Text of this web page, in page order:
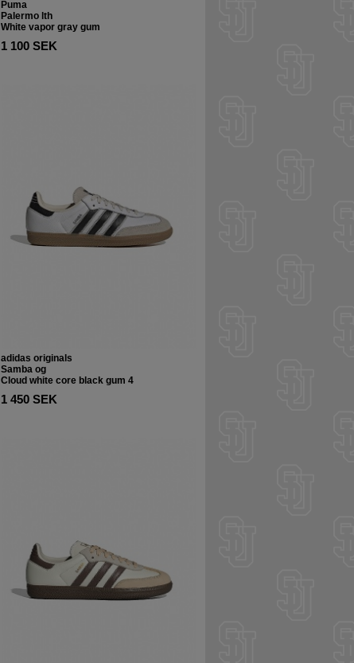
Puma
Palermo lth
White vapor gray gum
1 100 SEK
adidas originals
Samba og
Cloud white core black gum 4
1 450 SEK